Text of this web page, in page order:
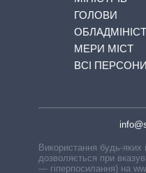
ГОЛОВИ
МЕРИ МІСТ
ВСІ ПЕРСОНИ
Використання будь-яких
дозволяється при
— гіперпосилання) на